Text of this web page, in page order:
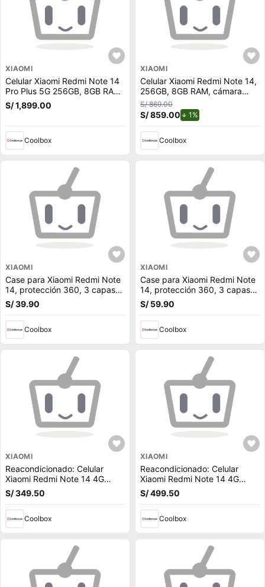
XIAOMI
Celular Xiaomi Redmi Note 14
Pro Plus 5G 256GB, 8GB RAM,
cámara trasera 200MP y
frontal 20MP, 6.67'', azul
S/ 1,899.00
Coolbox
XIAOMI
Celular Xiaomi Redmi Note 14,
256GB, 8GB RAM, cámara
trasera 108MP y frontal 20MP,
azul
S/ 869.00
S/ 859.00 1%
Coolbox
XIAOMI
Case para Xiaomi Redmi Note
14, protección 360, 3 capas
de protección, transparente
S/ 39.90
Coolbox
XIAOMI
Case para Xiaomi Redmi Note
14, protección 360, 3 capas
de protección, negro
S/ 59.90
Coolbox
XIAOMI
Reacondicionado: Celular
Xiaomi Redmi Note 14 4G
256GB, 8GB RAM, cámara
trasera 108MP y frontal 20MP,
6 Play
S/ 349.50
Coolbox
XIAOMI
Reacondicionado: Celular
Xiaomi Redmi Note 14 4G
256GB, 8GB RAM, cámara
trasera 108MP+2MP+2MP y
Audífonos Buds 6 Play
S/ 499.50
Coolbox